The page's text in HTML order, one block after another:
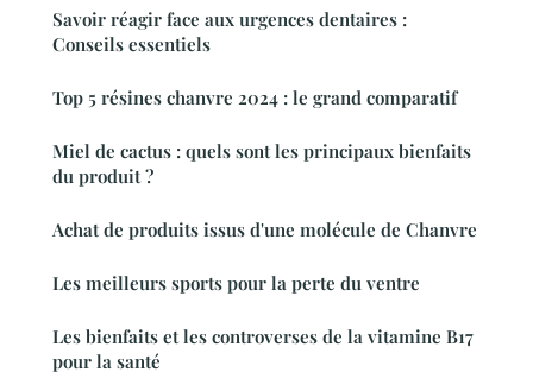
Savoir réagir face aux urgences dentaires :
Conseils essentiels
Top 5 résines chanvre 2024 : le grand comparatif
Miel de cactus : quels sont les principaux bienfaits
du produit ?
Achat de produits issus d'une molécule de Chanvre
Les meilleurs sports pour la perte du ventre
Les bienfaits et les controverses de la vitamine B17
pour la santé